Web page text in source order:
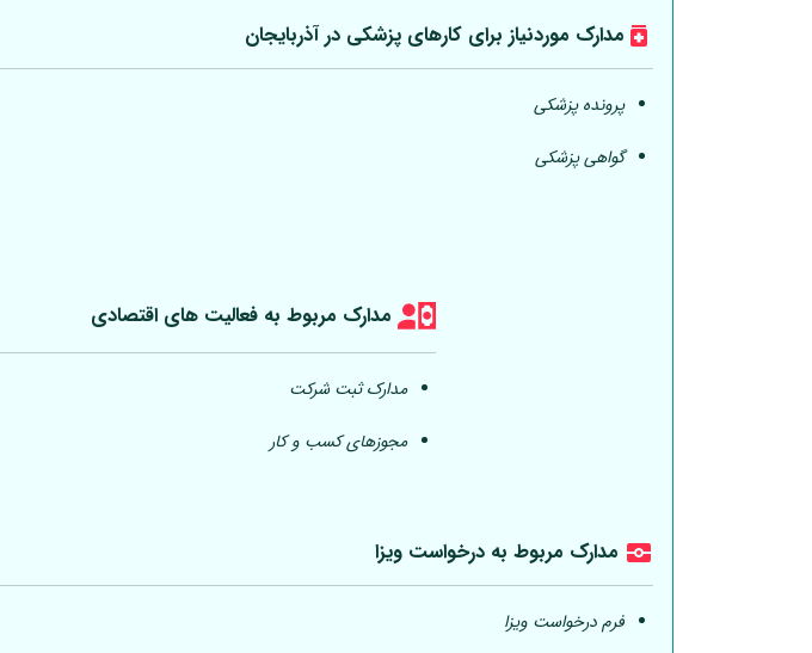
مدارک موردنیاز برای کارهای پزشکی در آذربایجان
پرونده پزشکی
گواهی پزشکی
مدارک مربوط به فعالیت های اقتصادی
مدارک ثبت شرکت
مجوزهای کسب و کار
مدارک مربوط به درخواست ویزا
فرم درخواست ویزا